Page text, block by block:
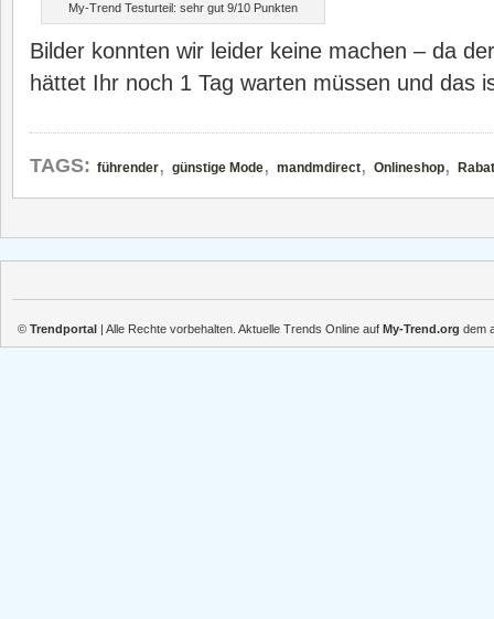
My-Trend Testurteil: sehr gut 9/10 Punkten
Bilder konnten wir leider keine machen – da
hättet Ihr noch 1 Tag warten müssen und das
TAGS: führender, günstige Mode, mandmdirect, Onlineshop,
© Trendportal | Alle Rechte vorbehalten. Aktuelle Trends Online auf My-Trend.org dem